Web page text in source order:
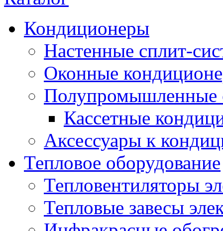
Кондиционеры
Настенные сплит-
Оконные
Полупромышленные
Кассетные
Аксессуары к
Тепловое оборудование
Тепловентиляторы
Тепловые завесы